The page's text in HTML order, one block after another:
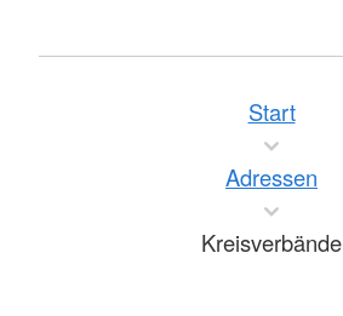
Start
Adressen
Kreisverbände